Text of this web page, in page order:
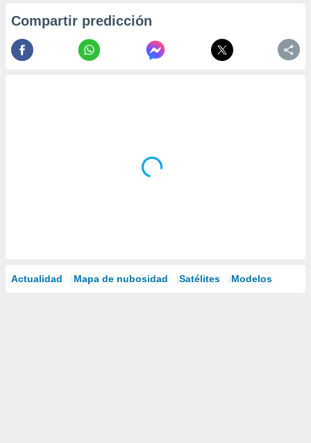
Compartir predicción
Actualidad Mapa de nubosidad Satélites Modelos